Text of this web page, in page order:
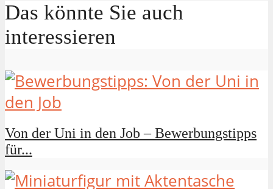
Das könnte Sie auch
interessieren
Von der Uni in den Job – Bewerbungstipps
für...